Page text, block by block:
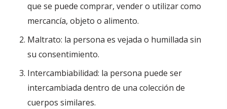
que se puede comprar, vender o utilizar como
mercancía, objeto o alimento.
Maltrato: la persona es vejada o humillada sin
su consentimiento.
Intercambiabilidad: la persona puede ser
intercambiada dentro de una colección de
cuerpos similares.